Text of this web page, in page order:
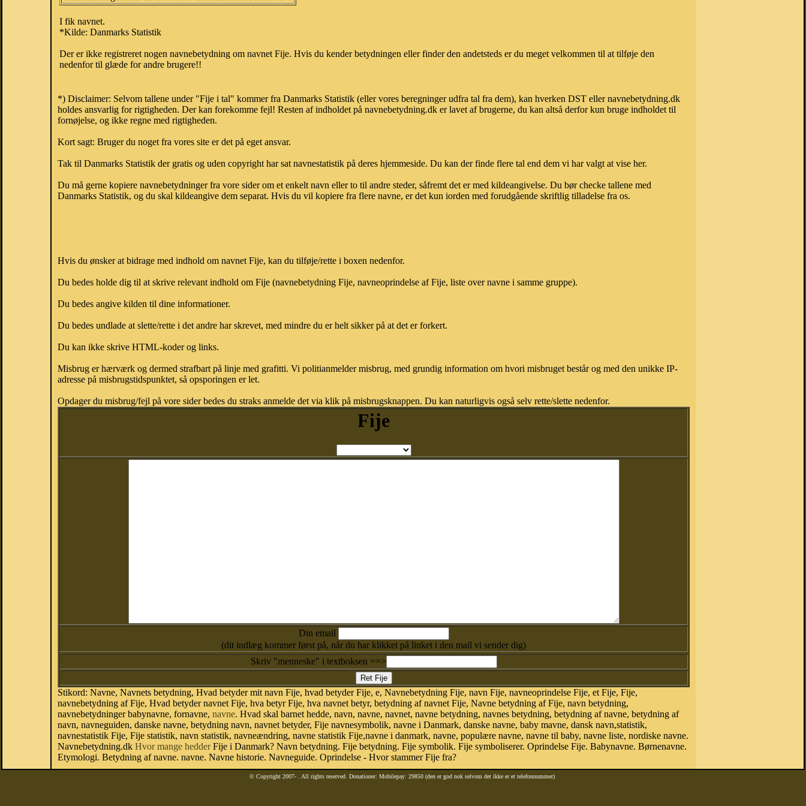
I fik navnet.
*Kilde: Danmarks Statistik
Der er ikke registreret nogen navnebetydning om navnet Fije. Hvis du kender betydningen eller finder den andetsteds er du meget velkommen til at tilføje den
nedenfor til glæde for andre brugere!!
*) Disclaimer: Selvom tallene under "Fije i tal" kommer fra Danmarks Statistik (eller vores beregninger udfra tal fra dem), kan hverken DST eller navnebetydning.dk
holdes ansvarlig for rigtigheden. Der kan forekomme fejl! Resten af indholdet på navnebetydning.dk er lavet af brugerne, du kan altså derfor kun bruge indholdet til
fornøjelse, og ikke regne med rigtigheden.
Kort sagt: Bruger du noget fra vores site er det på eget ansvar.
Tak til Danmarks Statistik der gratis og uden copyright har sat navnestatistik på deres hjemmeside. Du kan der finde flere tal end dem vi har valgt at vise her.
Du må gerne kopiere navnebetydninger fra vore sider om et enkelt navn eller to til andre steder, såfremt det er med kildeangivelse. Du bør checke tallene med
Danmarks Statistik, og du skal kildeangive dem separat. Hvis du vil kopiere fra flere navne, er det kun iorden med forudgående skriftlig tilladelse fra os.
Hvis du ønsker at bidrage med indhold om navnet Fije, kan du tilføje/rette i boxen nedenfor.
Du bedes holde dig til at skrive relevant indhold om Fije (navnebetydning Fije, navneoprindelse af Fije, liste over navne i samme gruppe).
Du bedes angive kilden til dine informationer.
Du bedes undlade at slette/rette i det andre har skrevet, med mindre du er helt sikker på at det er forkert.
Du kan ikke skrive HTML-koder og links.
Misbrug er hærværk og dermed strafbart på linje med grafitti. Vi politianmelder misbrug, med grundig information om hvori misbruget består og med den unikke IP-
adresse på misbrugstidspunktet, så opsporingen er let.
Opdager du misbrug/fejl på vore sider bedes du straks anmelde det via klik på misbrugsknappen. Du kan naturligvis også selv rette/slette nedenfor.
Fije
Din email
(dit indlæg kommer først på, når du har klikket på linket i den mail vi sender dig)
Skriv "menneske" i textboksen ==>
Stikord: Navne, Navnets betydning, Hvad betyder mit navn Fije, hvad betyder Fije, e, Navnebetydning Fije, navn Fije, navneoprindelse Fije, et Fije, Fije,
navnebetydning af Fije, Hvad betyder navnet Fije, hva betyr Fije, hva navnet betyr, betydning af navnet Fije, Navne betydning af Fije, navn betydning,
navnebetydninger babynavne, fornavne, navne. Hvad skal barnet hedde, navn, navne, navnet, navne betydning, navnes betydning, betydning af navne, betydning af
navn, navneguiden, danske navne, betydning navn, navnet betyder, Fije navnesymbolik, navne i Danmark, danske navne, baby mavne, dansk navn,statistik,
navnestatistik Fije, Fije statistik, navn statistik, navneændring, navne statistik Fije,navne i danmark, navne, populære navne, navne til baby, navne liste, nordiske navne.
Navnebetydning.dk Hvor mange hedderFije i Danmark? Navn betydning. Fije betydning. Fije symbolik. Fije symboliserer. Oprindelse Fije. Babynavne. Børnenavne.
Etymologi. Betydning af navne. navne. Navne historie. Navneguide. Oprindelse - Hvor stammer Fije fra?
© Copyright 2007- . All rights reserved. Donationer: Mobilepay: 29850 (den er god nok selvom det ikke er et telefonnummer)